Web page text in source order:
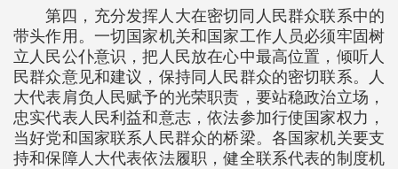
第四，充分发挥人大在密切同人民群众联系中的
带头作用。一切国家机关和国家工作人员必须牢固树
立人民公仆意识，把人民放在心中最高位置，倾听人
民群众意见和建议，保持同人民群众的密切联系。人
大代表肩负人民赋予的光荣职责，要站稳政治立场，
忠实代表人民利益和意志，依法参加行使国家权力，
当好党和国家联系人民群众的桥梁。各国家机关要支
持和保障人大代表依法履职，健全联系代表的制度机